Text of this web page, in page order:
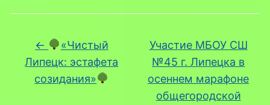
←
«Чистый
Липецк: эстафета
созидания»
Участие МБОУ СШ
№45 г. Липецка в
осеннем марафоне
общегородской